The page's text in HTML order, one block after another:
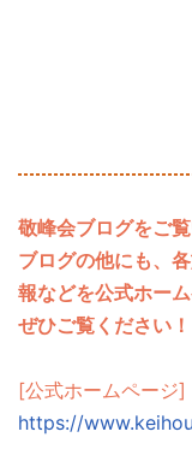
敬峰会ブログをご
ブログの他にも、
報などを公式ホー
ぜひご覧ください！
[公式ホームページ]
https://